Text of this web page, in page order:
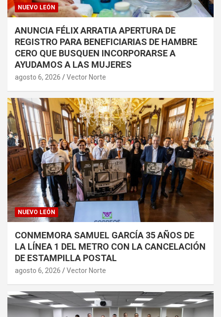
NUEVO LEÓN
ANUNCIA FÉLIX ARRATIA APERTURA DE
REGISTRO PARA BENEFICIARIAS DE HAMBRE
CERO QUE BUSQUEN INCORPORARSE A
AYUDAMOS A LAS MUJERES
agosto 6, 2026 Vector Norte
NUEVO LEÓN
CONMEMORA SAMUEL GARCÍA 35 AÑOS DE
LA LÍNEA 1 DEL METRO CON LA CANCELACIÓN
DE ESTAMPILLA POSTAL
agosto 6, 2026 Vector Norte